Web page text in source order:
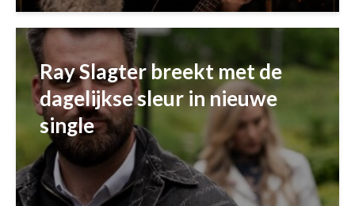
Ray Slagter breekt met de
dagelijkse sleur in nieuwe
single